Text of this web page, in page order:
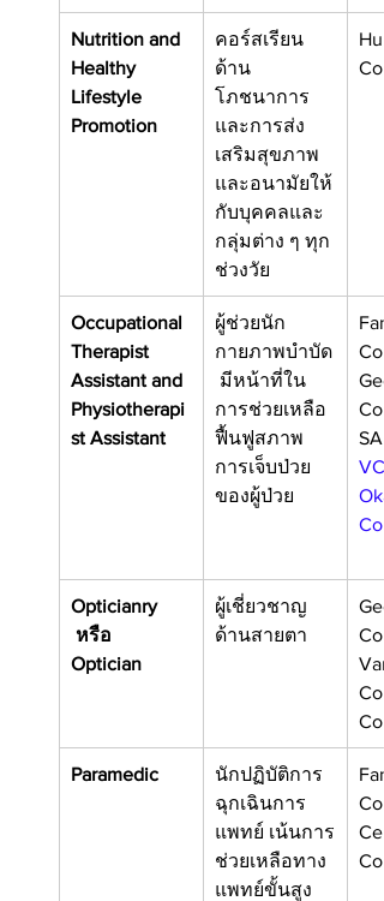
Nutrition and
Healthy
Lifestyle
Promotion
คอร์สเรียน
ด้าน
โภชนาการ
และการส่ง
เสริมสุขภาพ
และอนามัยให้
กับบุคคลและ
กลุ่มต่าง ๆ ทุก
ช่วงวัย
Occupational
Therapist
Assistant and
Physiotherapi
st Assistant
ผู้ช่วยนัก
กายภาพบำบัด
มีหน้าที่ใน
การช่วยเหลือ
ฟื้นฟูสภาพ
การเจ็บป่วย
ของผู้ป่วย
Opticianry
หรือ
Optician
ผู้เชี่ยวชาญ
ด้านสายตา
Paramedic
นักปฏิบัติการ
ฉุกเฉินการ
แพทย์ เน้นการ
ช่วยเหลือทาง
แพทย์ขั้นสูง